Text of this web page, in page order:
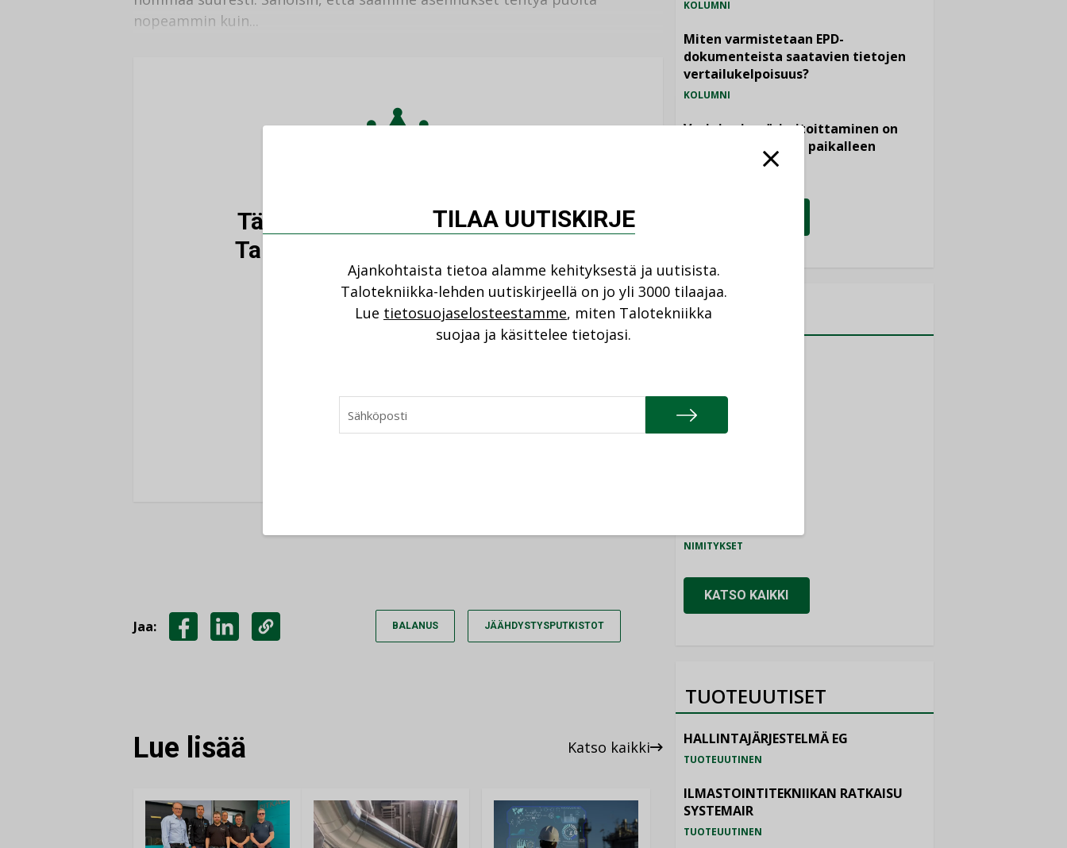
nopeammin kuin...
Tämä artikkeli on tarjolla vain
Talotekniikka-lehden tilaajille.
TILAA LEHTI
KIRJAUDU SISÄÄN
Jaa: BALANUS JÄÄHDYSTYSPUTKISTOT
Lue lisää Katso kaikki
KOLUMNI
Miten varmistetaan EPD-
dokumenteista saatavien tietojen
vertailukelpoisuus?
KOLUMNI
Vesi- ja viemärimitoittaminen on
jämähtänyt ajassa paikalleen
NIMITYKSET
Refair
NIMITYKSET
NIMITYKSET
KATSO KAIKKI
TUOTEUUTISET
HALLINTAJÄRJESTELMÄ EG
TUOTEUUTINEN
ILMASTOINTITEKNIIKAN RATKAISU
SYSTEMAIR
TUOTEUUTINEN
TILAA UUTISKIRJE
Ajankohtaista tietoa alamme kehityksestä ja uutisista.
Talotekniikka-lehden uutiskirjeellä on jo yli 3000 tilaajaa.
Lue tietosuojaselosteestamme, miten Talotekniikka
suojaa ja käsittelee tietojasi.